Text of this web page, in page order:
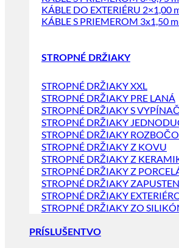
KÁBLE DO EXTERIÉRU 2×1,00
KÁBLE S PRIEMEROM 3x1,50
STROPNÉ DRŽIAKY
STROPNÉ DRŽIAKY XXL
STROPNÉ DRŽIAKY PRE LANÁ
STROPNÉ DRŽIAKY S
STROPNÉ DRŽIAKY
STROPNÉ DRŽIAKY
STROPNÉ DRŽIAKY Z KOVU
STROPNÉ DRŽIAKY Z
STROPNÉ DRŽIAKY Z
STROPNÉ DRŽIAKY
STROPNÉ DRŽIAKY
STROPNÉ DRŽIAKY ZO
PRÍSLUŠENTVO